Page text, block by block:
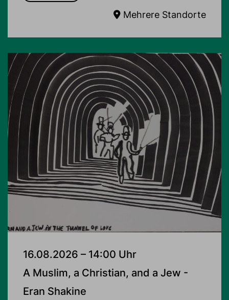
Mehrere Standorte
16.08.2026 – 14:00 Uhr
A Muslim, a Christian, and a Jew -
Eran Shakine